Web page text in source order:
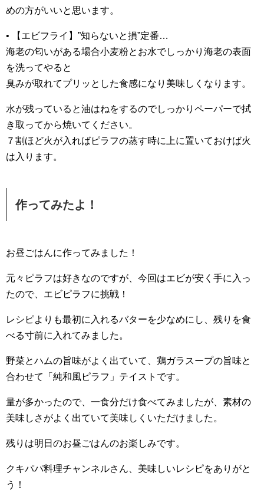
めの方がいいと思います。
• 【エビフライ】”知らないと損”定番…
海老の匂いがある場合小麦粉とお水でしっかり海老の表面
を洗ってやると
臭みが取れてプリッとした食感になり美味しくなります。
水が残っていると油はねをするのでしっかりペーパーで拭
き取ってから焼いてください。
７割ほど火が入ればピラフの蒸す時に上に置いておけば火
は入ります。
作ってみたよ！
お昼ごはんに作ってみました！
元々ピラフは好きなのですが、今回はエビが安く手に入っ
たので、エビピラフに挑戦！
レシピよりも最初に入れるバターを少なめにし、残りを食
べる寸前に入れてみました。
野菜とハムの旨味がよく出ていて、鶏ガラスープの旨味と
合わせて「純和風ピラフ」テイストです。
量が多かったので、一食分だけ食べてみましたが、素材の
美味しさがよく出ていて美味しくいただけました。
残りは明日のお昼ごはんのお楽しみです。
クキパパ料理チャンネルさん、美味しいレシピをありがと
う！